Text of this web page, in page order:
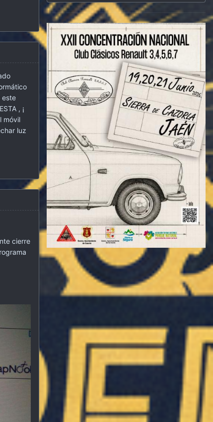
este
, ¡
móvil
luz
cierre